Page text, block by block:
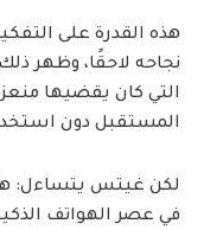
هذه القدرة على
نجاحه لاحقًا، وظهر
التي كان يقضيها
المستقبل دون
لكن غيتس يتساءل: هل
في عصر الهواتف